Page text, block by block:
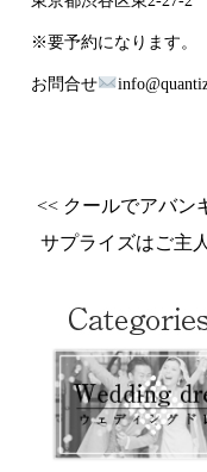
※要予約になります。
お問合せ
<< クールでアバン
サプライズはご主